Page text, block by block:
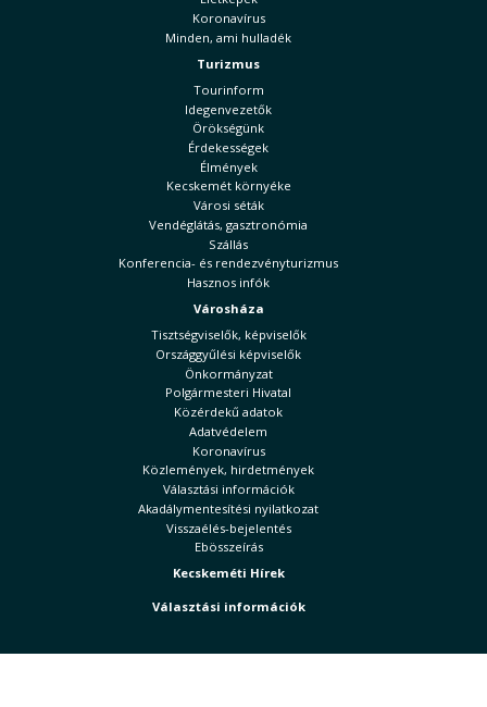
Koronavírus
Minden, ami hulladék
Turizmus
Tourinform
Idegenvezetők
Örökségünk
Érdekességek
Élmények
Kecskemét környéke
Városi séták
Vendéglátás, gasztronómia
Szállás
Konferencia- és rendezvényturizmus
Hasznos infók
Városháza
Tisztségviselők, képviselők
Országgyűlési képviselők
Önkormányzat
Polgármesteri Hivatal
Közérdekű adatok
Adatvédelem
Koronavírus
Közlemények, hirdetmények
Választási információk
Akadálymentesítési nyilatkozat
Visszaélés-bejelentés
Ebösszeírás
Kecskeméti Hírek
Választási információk